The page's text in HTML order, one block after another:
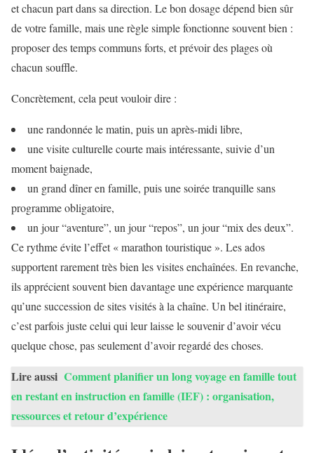
et chacun part dans sa direction. Le bon dosage dépend bien sûr
de votre famille, mais une règle simple fonctionne souvent bien :
proposer des temps communs forts, et prévoir des plages où
chacun souffle.
Concrètement, cela peut vouloir dire :
une randonnée le matin, puis un après-midi libre,
une visite culturelle courte mais intéressante, suivie d’un
moment baignade,
un grand dîner en famille, puis une soirée tranquille sans
programme obligatoire,
un jour “aventure”, un jour “repos”, un jour “mix des deux”.
Ce rythme évite l’effet « marathon touristique ». Les ados
supportent rarement très bien les visites enchaînées. En revanche,
ils apprécient souvent bien davantage une expérience marquante
qu’une succession de sites visités à la chaîne. Un bel itinéraire,
c’est parfois juste celui qui leur laisse le souvenir d’avoir vécu
quelque chose, pas seulement d’avoir regardé des choses.
Lire aussi Comment planifier un long voyage en famille tout
en restant en instruction en famille (IEF) : organisation,
ressources et retour d’expérience